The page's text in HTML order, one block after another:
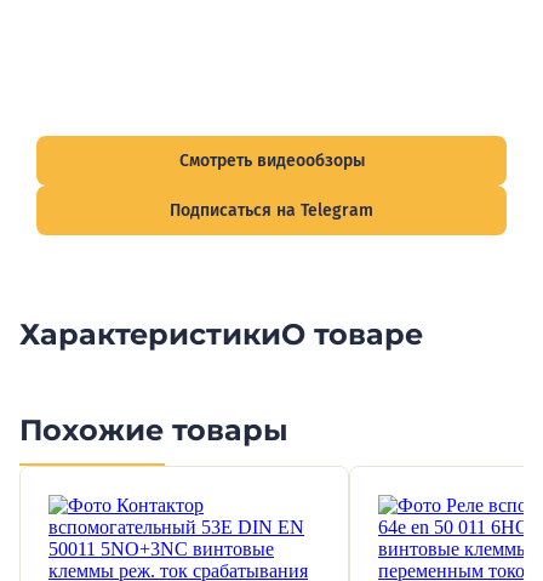
Смотреть видеообзоры
Подписаться на Telegram
ХарактеристикиО товаре
Похожие товары